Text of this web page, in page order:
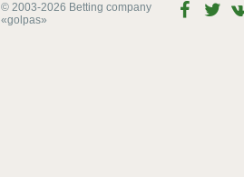
© 2003-2026 Betting company
«golpas»